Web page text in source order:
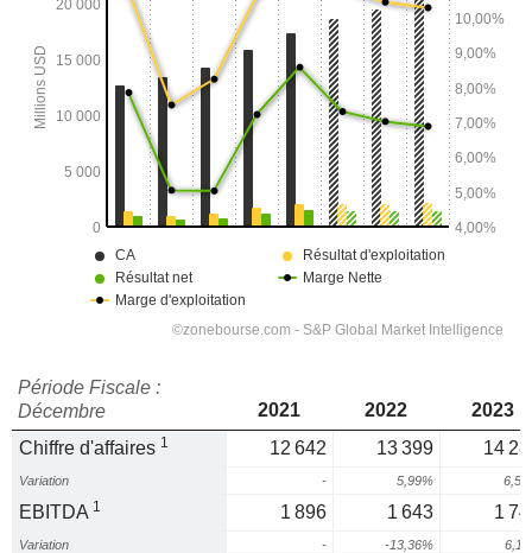
Période Fiscale :
Décembre
2021 2022
2023
Chiffre d'affaires 1 12 642 13 399 14
Variation - 5,99%
EBITDA 1 1 896 1 643 1
Variation - -13,36%